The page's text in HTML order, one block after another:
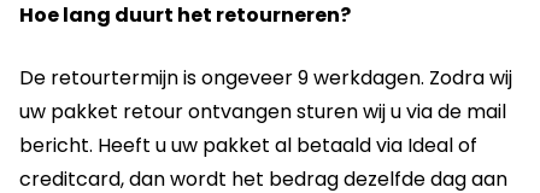
Hoe lang duurt het retourneren?
De retourtermijn is ongeveer 9 werkdagen. Zodra wij
uw pakket retour ontvangen sturen wij u via de mail
bericht. Heeft u uw pakket al betaald via Ideal of
creditcard, dan wordt het bedrag dezelfde dag aan